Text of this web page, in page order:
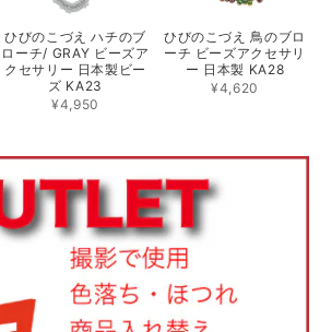
ひびのこづえ ハチのブ
ローチ/ GRAY ビーズア
クセサリー 日本製ビー
ズ KA23
¥4,950
ひびのこづえ 鳥のブロ
ーチ ビーズアクセサリ
ー 日本製 KA28
¥4,620